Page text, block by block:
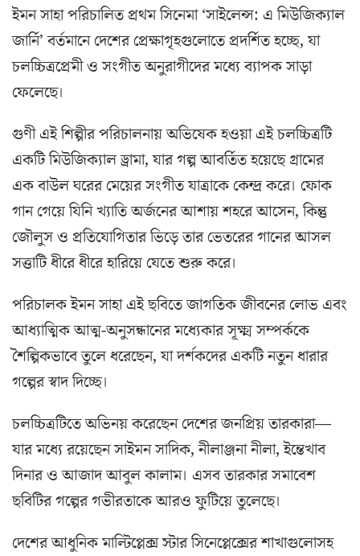
ইমন সাহা পরিচালিত প্রথম সিনেমা ‘সাইলেন্স: এ মিউজিক্যাল
জার্নি’ বর্তমানে দেশের প্রেক্ষাগৃহগুলোতে প্রদর্শিত হচ্ছে, যা
চলচ্চিত্রপ্রেমী ও সংগীত অনুরাগীদের মধ্যে ব্যাপক সাড়া
ফেলেছে।
গুণী এই শিল্পীর পরিচালনায় অভিষেক হওয়া এই চলচ্চিত্রটি
একটি মিউজিক্যাল ড্রামা, যার গল্প আবর্তিত হয়েছে গ্রামের
এক বাউল ঘরের মেয়ের সংগীত যাত্রাকে কেন্দ্র করে। ফোক
গান গেয়ে যিনি খ্যাতি অর্জনের আশায় শহরে আসেন, কিন্তু
জৌলুস ও প্রতিযোগিতার ভিড়ে তার ভেতরের গানের আসল
সত্তাটি ধীরে ধীরে হারিয়ে যেতে শুরু করে।
পরিচালক ইমন সাহা এই ছবিতে জাগতিক জীবনের লোভ এবং
আধ্যাত্মিক আত্ম-অনুসন্ধানের মধ্যেকার সূক্ষ্ম সম্পর্ককে
শৈল্পিকভাবে তুলে ধরেছেন, যা দর্শকদের একটি নতুন ধারার
গল্পের স্বাদ দিচ্ছে।
চলচ্চিত্রটিতে অভিনয় করেছেন দেশের জনপ্রিয় তারকারা—
যার মধ্যে রয়েছেন সাইমন সাদিক, নীলাঞ্জনা নীলা, ইন্তেখাব
দিনার ও আজাদ আবুল কালাম। এসব তারকার সমাবেশ
ছবিটির গল্পের গভীরতাকে আরও ফুটিয়ে তুলেছে।
দেশের আধুনিক মাল্টিপ্লেক্স স্টার সিনেপ্লেক্সের শাখাগুলোসহ